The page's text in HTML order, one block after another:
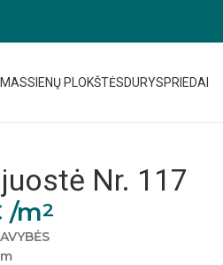
SIENŲ PLOKŠTĖSDURYSPRIEDAI
Nr. 117
/m2